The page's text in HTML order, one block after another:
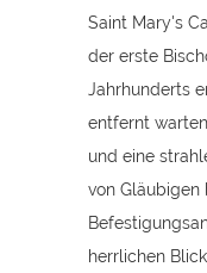
Saint Mary's
der erste
Jahrhunderts
entfernt
und eine
von Gläubigen
herrlichen